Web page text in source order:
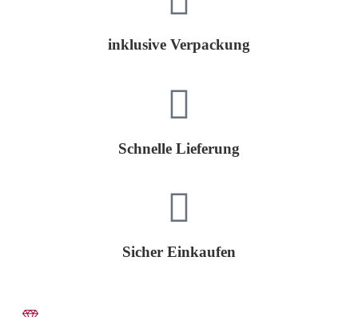
inklusive Verpackung
Schnelle Lieferung
Sicher Einkaufen